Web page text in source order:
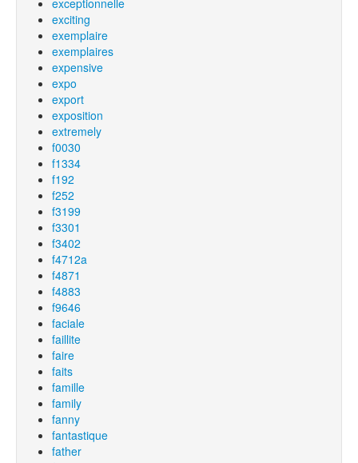
exceptionnelle
exciting
exemplaire
exemplaires
expensive
expo
export
exposition
extremely
f0030
f1334
f192
f252
f3199
f3301
f3402
f4712a
f4871
f4883
f9646
faciale
faillite
faire
faits
famille
family
fanny
fantastique
father